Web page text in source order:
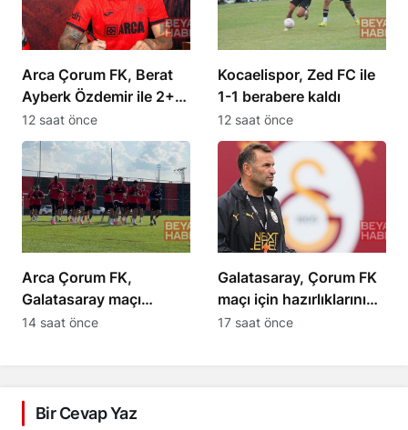
Arca Çorum FK, Berat
Ayberk Özdemir ile 2+1
yıllık sözleşme imzaladı
12 saat önce
Kocaelispor, Zed FC ile
1-1 berabere kaldı
12 saat önce
Arca Çorum FK,
Galatasaray maçı
hazırlıklarına başladı
14 saat önce
Galatasaray, Çorum FK
maçı için hazırlıklarını
sürdürüyor
17 saat önce
Bir Cevap Yaz